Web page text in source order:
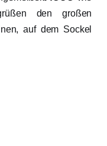
den großen
auf dem Sockel